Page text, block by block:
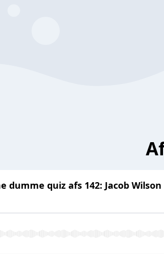
dumme quiz afs 142: Jacob